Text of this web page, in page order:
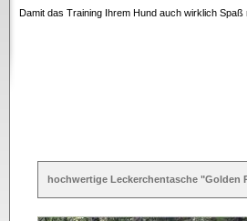
Damit das Training Ihrem Hund auch wirklich
hochwertige Leckerchentasche "Golden